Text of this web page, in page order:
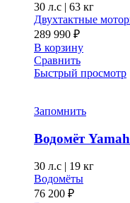
30 л.с | 63 кг
Двухтактные
289 990 ₽
В корзину
Сравнить
Быстрый просмотр
Запомнить
Водомёт
30 л.с | 19 кг
Водомёты
76 200 ₽